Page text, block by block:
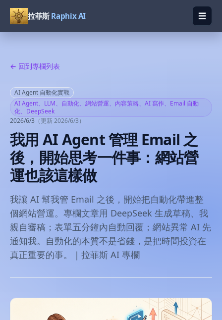
拉菲斯Raphix AI ☰開啟
← 回到專欄列表
AI Agent 自動化實戰
AI Agent、LLM、自動化、網站營運、內容策略、AI 寫作、Email 自動
化、DeepSeek
2026/6/3 （更新2026/6/3）
我用 AI Agent 管理 Email 之
後，開始思考一件事：網站營
運也該這樣做
我讓 AI 幫我管 Email 之後，開始把自動化帶進整
個網站營運。專欄文章用 DeepSeek 生成草稿、我
親自審稿；表單五分鐘內自動回覆；網站異常 AI 先
通知我。自動化的本質不是省錢，是把時間投資在
真正重要的事。｜拉菲斯 AI 專欄